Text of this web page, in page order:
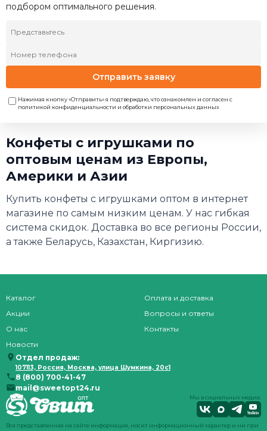
подбором оптимального решения.
Отправить заявку
Нажимая кнопку «Отправить» я подтверждаю, что ознакомлен и согласен с
политикой конфиденциальности и обработки персональных данных
Конфеты с игрушками по
оптовым ценам из Европы,
Америки и Азии
Купить конфеты с игрушками оптом в интернет
магазине по самым низким ценам. У нас гибкая
система скидок. Доставка во все регионы России,
а также Беларусь, Казахстан, Киргизию.
Каталог
Акции
О нас
Новости
Оплата и доставка
Вопросы и ответы
Контакты
Отдел продаж:
107113, Россия, Москва, улица Шумкина, 20с1
8 (800) 700-41-47
mail@sweetopt24.ru
Мы в социальных медиа:
Вся представленная на сайте информация, носит информационный характер и ни при